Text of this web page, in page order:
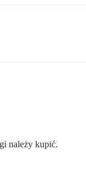
należy kupić.